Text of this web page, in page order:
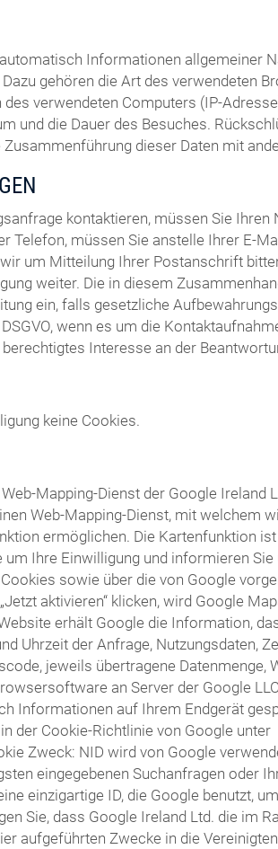
Informationen allgemeiner
gehören die Art des verwendeten
verwendeten Computers (IP-
und die Dauer des Besuches.
dieser Daten mit
kontaktieren, müssen Sie
Telefon, müssen Sie anstelle Ihrer E-
um Mitteilung Ihrer Postanschrift
weiter. Die in diesem
ein, falls gesetzliche
wenn es um die
Interesse an der
keine Cookies.
Mapping-Dienst der Google Ireland
Web-Mapping-Dienst, mit welchem
ermöglichen. Die Kartenfunktion
Ihre Einwilligung und informieren
sowie über die von Google
aktivieren“ klicken, wird Google
erhält Google die Information,
Uhrzeit der Anfrage, Nutzungsdaten,
jeweils übertragene Datenmenge,
an Server der Google
Informationen auf Ihrem Endgerät
der Cookie-Richtlinie von Google unter
Zweck: NID wird von Google
eingegebenen Suchanfragen oder
einzigartige ID, die Google benutzt,
Sie, dass Google Ireland Ltd. die im
aufgeführten Zwecke in die